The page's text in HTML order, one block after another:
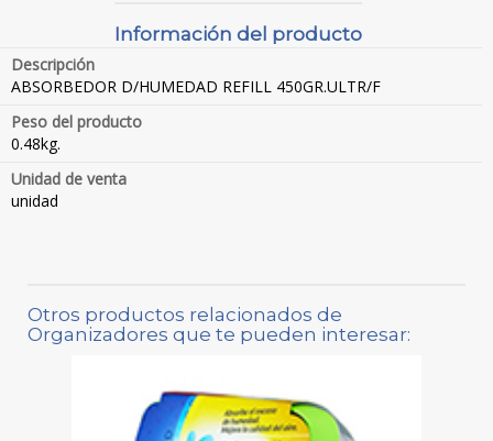
Información del producto
Descripción
ABSORBEDOR D/HUMEDAD REFILL 450GR.ULTR/F
Peso del producto
0.48kg.
Unidad de venta
unidad
Otros productos relacionados de
Organizadores que te pueden interesar: